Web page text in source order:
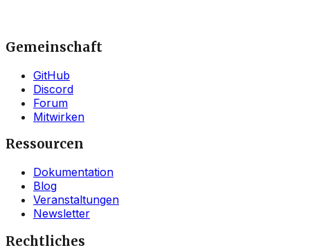
Gemeinschaft
GitHub
Discord
Forum
Mitwirken
Ressourcen
Dokumentation
Blog
Veranstaltungen
Newsletter
Rechtliches